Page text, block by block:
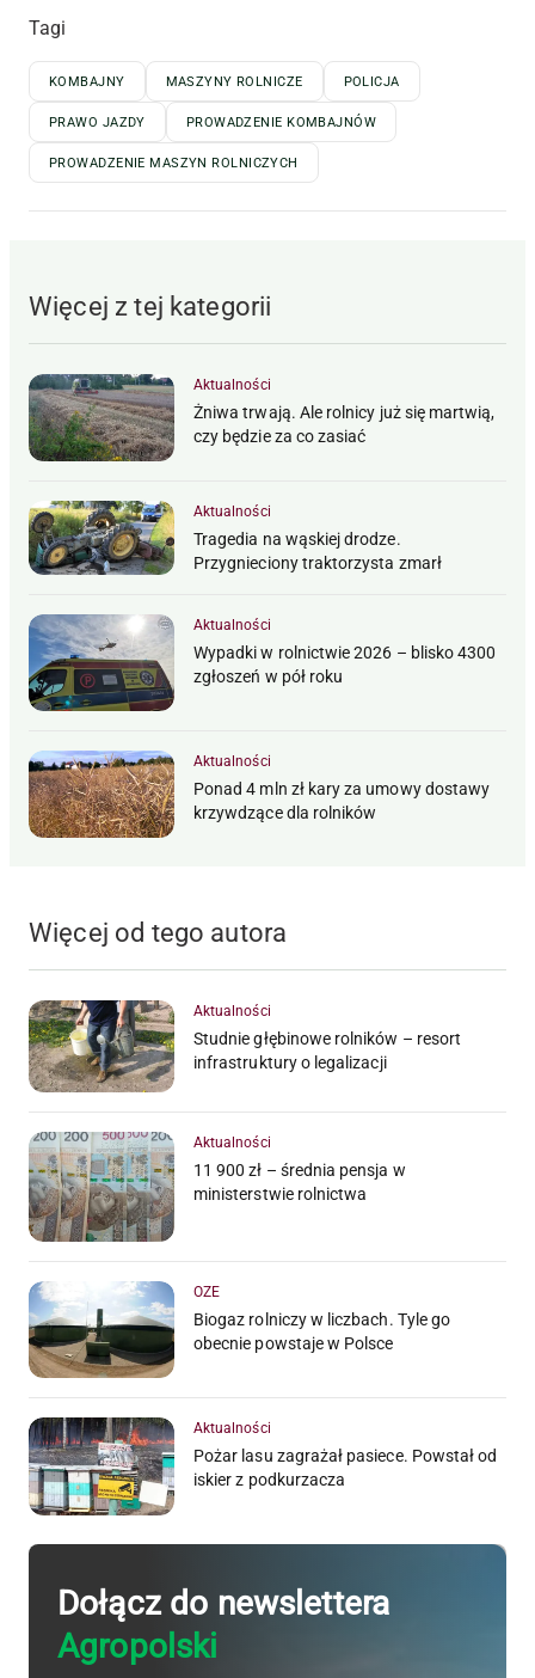
Tagi
KOMBAJNY MASZYNY ROLNICZE POLICJA
PRAWO JAZDY PROWADZENIE KOMBAJNÓW
PROWADZENIE MASZYN ROLNICZYCH
Więcej z tej kategorii
Aktualności
Żniwa trwają. Ale rolnicy już się martwią,
czy będzie za co zasiać
Aktualności
Tragedia na wąskiej drodze.
Przygnieciony traktorzysta zmarł
Aktualności
Wypadki w rolnictwie 2026 – blisko 4300
zgłoszeń w pół roku
Aktualności
Ponad 4 mln zł kary za umowy dostawy
krzywdzące dla rolników
Więcej od tego autora
Aktualności
Studnie głębinowe rolników – resort
infrastruktury o legalizacji
Aktualności
11 900 zł – średnia pensja w
ministerstwie rolnictwa
OZE
Biogaz rolniczy w liczbach. Tyle go
obecnie powstaje w Polsce
Aktualności
Pożar lasu zagrażał pasiece. Powstał od
iskier z podkurzacza
Dołącz do newslettera
Agropolski